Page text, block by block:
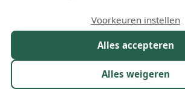
Kleur Prijs
62 resultaten:
Alles accepteren
Alles weigeren
Voorkeuren instellen